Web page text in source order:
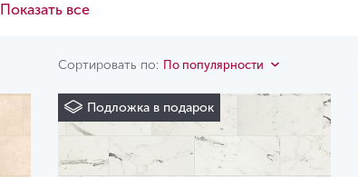
Elite WR
Story WR Villa WR
Показать все
Сортировать по: По популярности
Подложка в подарок